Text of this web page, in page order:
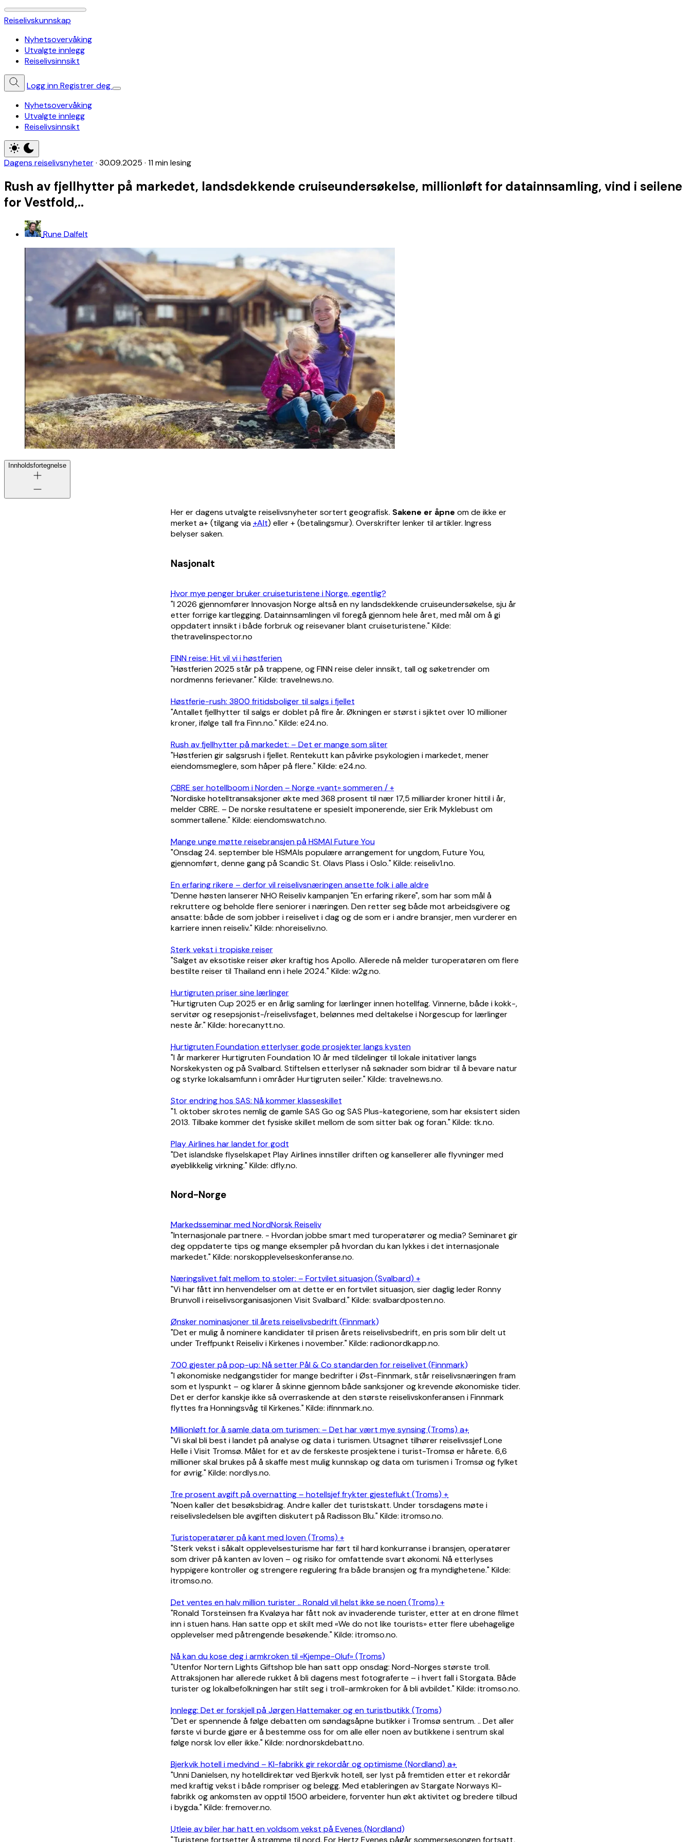
Reiselivskunnskap
Nyhetsovervåking
Utvalgte innlegg
Reiselivsinnsikt
Logg innRegistrer deg
Nyhetsovervåking
Utvalgte innlegg
Reiselivsinnsikt
Dagens reiselivsnyheter· 30.09.2025 · 11 min lesing
Rush av fjellhytter på markedet, landsdekkende cruiseundersøkelse, millionløft for datainnsamling, vind i seilene
for Vestfold,..
Rune Dalfelt
Innholdsfortegnelse
Her er dagens utvalgte reiselivsnyheter sortert geografisk. Sakene er åpne om de ikke er
merket a+ (tilgang via+Alt) eller + (betalingsmur). Overskrifter lenker til artikler. Ingress
belyser saken.
Nasjonalt
Hvor mye penger bruker cruiseturistene i Norge, egentlig?
"I 2026 gjennomfører Innovasjon Norge altså en ny landsdekkende cruiseundersøkelse, sju år
etter forrige kartlegging. Datainnsamlingen vil foregå gjennom hele året, med mål om å gi
oppdatert innsikt i både forbruk og reisevaner blant cruiseturistene." Kilde:
thetravelinspector.no
FINN reise: Hit vil vi i høstferien
"Høstferien 2025 står på trappene, og FINN reise deler innsikt, tall og søketrender om
nordmenns ferievaner." Kilde: travelnews.no.
Høstferie-rush: 3800 fritidsboliger til salgs i fjellet
"Antallet fjellhytter til salgs er doblet på fire år. Økningen er størst i sjiktet over 10 millioner
kroner, ifølge tall fra Finn.no." Kilde: e24.no.
Rush av fjellhytter på markedet: – Det er mange som sliter
"Høstferien gir salgsrush i fjellet. Rentekutt kan påvirke psykologien i markedet, mener
eiendomsmeglere, som håper på flere." Kilde: e24.no.
CBRE ser hotellboom i Norden – Norge «vant» sommeren / +
"Nordiske hotelltransaksjoner økte med 368 prosent til nær 17,5 milliarder kroner hittil i år,
melder CBRE. – De norske resultatene er spesielt imponerende, sier Erik Myklebust om
sommertallene." Kilde: eiendomswatch.no.
Mange unge møtte reisebransjen på HSMAI Future You
"Onsdag 24. september ble HSMAIs populære arrangement for ungdom, Future You,
gjennomført, denne gang på Scandic St. Olavs Plass i Oslo." Kilde: reiseliv1.no.
En erfaring rikere – derfor vil reiselivsnæringen ansette folk i alle aldre
"Denne høsten lanserer NHO Reiseliv kampanjen "En erfaring rikere", som har som mål å
rekruttere og beholde flere seniorer i næringen. Den retter seg både mot arbeidsgivere og
ansatte: både de som jobber i reiselivet i dag og de som er i andre bransjer, men vurderer en
karriere innen reiseliv." Kilde: nhoreiseliv.no.
Sterk vekst i tropiske reiser
"Salget av eksotiske reiser øker kraftig hos Apollo. Allerede nå melder turoperatøren om flere
bestilte reiser til Thailand enn i hele 2024." Kilde: w2g.no.
Hurtigruten priser sine lærlinger
"Hurtigruten Cup 2025 er en årlig samling for lærlinger innen hotellfag. Vinnerne, både i kokk-,
servitør og resepsjonist-/reiselivsfaget, belønnes med deltakelse i Norgescup for lærlinger
neste år." Kilde: horecanytt.no.
Hurtigruten Foundation etterlyser gode prosjekter langs kysten
"I år markerer Hurtigruten Foundation 10 år med tildelinger til lokale initativer langs
Norskekysten og på Svalbard. Stiftelsen etterlyser nå søknader som bidrar til å bevare natur
og styrke lokalsamfunn i områder Hurtigruten seiler." Kilde: travelnews.no.
Stor endring hos SAS: Nå kommer klasseskillet
"1. oktober skrotes nemlig de gamle SAS Go og SAS Plus-kategoriene, som har eksistert siden
2013. Tilbake kommer det fysiske skillet mellom de som sitter bak og foran." Kilde: tk.no.
Play Airlines har landet for godt
"Det islandske flyselskapet Play Airlines innstiller driften og kansellerer alle flyvninger med
øyeblikkelig virkning." Kilde: dfly.no.
Nord-Norge
Markedsseminar med NordNorsk Reiseliv
"Internasjonale partnere. - Hvordan jobbe smart med turoperatører og media? Seminaret gir
deg oppdaterte tips og mange eksempler på hvordan du kan lykkes i det internasjonale
markedet." Kilde: norskopplevelseskonferanse.no.
Næringslivet falt mellom to stoler: – Fortvilet situasjon (Svalbard) +
"Vi har fått inn henvendelser om at dette er en fortvilet situasjon, sier daglig leder Ronny
Brunvoll i reiselivsorganisasjonen Visit Svalbard." Kilde: svalbardposten.no.
Ønsker nominasjoner til årets reiselivsbedrift (Finnmark)
"Det er mulig å nominere kandidater til prisen årets reiselivsbedrift, en pris som blir delt ut
under Treffpunkt Reiseliv i Kirkenes i november." Kilde: radionordkapp.no.
700 gjester på pop-up: Nå setter Pål & Co standarden for reiselivet (Finnmark)
"I økonomiske nedgangstider for mange bedrifter i Øst-Finnmark, står reiselivsnæringen fram
som et lyspunkt – og klarer å skinne gjennom både sanksjoner og krevende økonomiske tider.
Det er derfor kanskje ikke så overraskende at den største reiselivskonferansen i Finnmark
flyttes fra Honningsvåg til Kirkenes." Kilde: ifinnmark.no.
Millionløft for å samle data om turismen: – Det har vært mye synsing (Troms) a+
"Vi skal bli best i landet på analyse og data i turismen. Utsagnet tilhører reiselivssjef Lone
Helle i Visit Tromsø. Målet for et av de ferskeste prosjektene i turist-Tromsø er hårete. 6,6
millioner skal brukes på å skaffe mest mulig kunnskap og data om turismen i Tromsø og fylket
for øvrig." Kilde: nordlys.no.
Tre prosent avgift på overnatting – hotellsjef frykter gjesteflukt (Troms) +
"Noen kaller det besøksbidrag. Andre kaller det turistskatt. Under torsdagens møte i
reiselivsledelsen ble avgiften diskutert på Radisson Blu." Kilde: itromso.no.
Turistoperatører på kant med loven (Troms) +
"Sterk vekst i såkalt opplevelsesturisme har ført til hard konkurranse i bransjen, operatører
som driver på kanten av loven – og risiko for omfattende svart økonomi. Nå etterlyses
hyppigere kontroller og strengere regulering fra både bransjen og fra myndighetene." Kilde:
itromso.no.
Det ventes en halv million turister .. Ronald vil helst ikke se noen (Troms) +
"Ronald Torsteinsen fra Kvaløya har fått nok av invaderende turister, etter at en drone filmet
inn i stuen hans. Han satte opp et skilt med «We do not like tourists» etter flere ubehagelige
opplevelser med påtrengende besøkende." Kilde: itromso.no.
Nå kan du kose deg i armkroken til «Kjempe-Oluf» (Troms)
"Utenfor Nortern Lights Giftshop ble han satt opp onsdag: Nord-Norges største troll.
Attraksjonen har allerede rukket å bli dagens mest fotograferte – i hvert fall i Storgata. Både
turister og lokalbefolkningen har stilt seg i troll-armkroken for å bli avbildet." Kilde: itromso.no.
Innlegg: Det er forskjell på Jørgen Hattemaker og en turistbutikk (Troms)
"Det er spennende å følge debatten om søndagsåpne butikker i Tromsø sentrum. .. Det aller
første vi burde gjøre er å bestemme oss for om alle eller noen av butikkene i sentrum skal
følge norsk lov eller ikke." Kilde: nordnorskdebatt.no.
Bjerkvik hotell i medvind – KI-fabrikk gir rekordår og optimisme (Nordland) a+
"Unni Danielsen, ny hotelldirektør ved Bjerkvik hotell, ser lyst på fremtiden etter et rekordår
med kraftig vekst i både rompriser og belegg. Med etableringen av Stargate Norways KI-
fabrikk og ankomsten av opptil 1500 arbeidere, forventer hun økt aktivitet og bredere tilbud
i bygda." Kilde: fremover.no.
Utleie av biler har hatt en voldsom vekst på Evenes (Nordland)
"Turistene fortsetter å strømme til nord. For Hertz Evenes pågår sommersesongen fortsatt,